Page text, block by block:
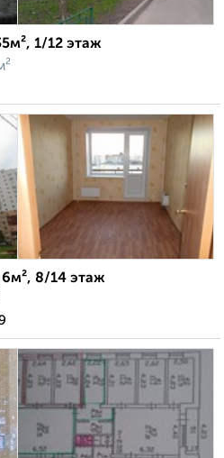
1/12 этаж
8/14 этаж